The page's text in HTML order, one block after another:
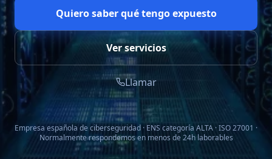
Quiero saber qué tengo expuesto
Ver servicios
Llamar
Empresa española de ciberseguridad · ENS categoría ALTA · ISO 27001 ·
Normalmente respondemos en menos de 24h laborables